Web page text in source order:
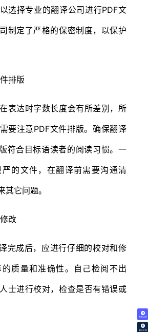
免费试译
翻译价格
选择专业的翻译公司进行PDF文
制定了严格的保密制度，以保护
排版
达时字数长度会有所差别，所
要注意PDF文件排版。确保翻译
符合目标语读者的阅读习惯。一
的文件，在翻译前需要沟通清
其它问题。
改
成后，应进行仔细的校对和修
质量和准确性。自己检阅不出
士进行校对，检查是否有错误或